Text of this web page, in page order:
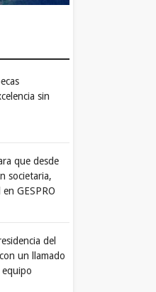
sin
que desde
societaria,
GESPRO
del
un llamado